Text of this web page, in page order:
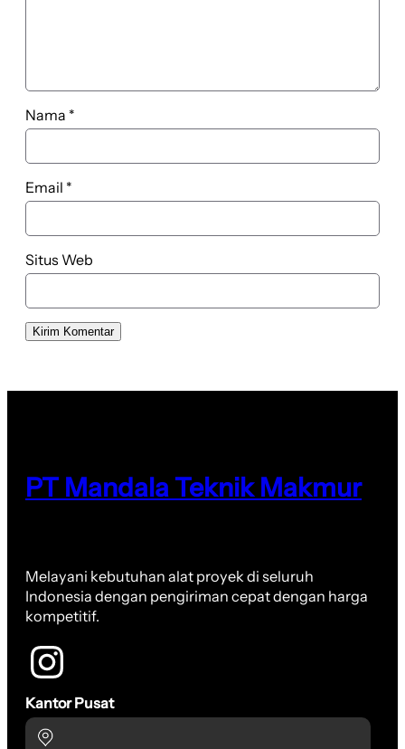
Nama *
Email *
Situs Web
PT Mandala Teknik Makmur
Melayani kebutuhan alat proyek di seluruh
Indonesia dengan pengiriman cepat dengan harga
kompetitif.
Kantor Pusat